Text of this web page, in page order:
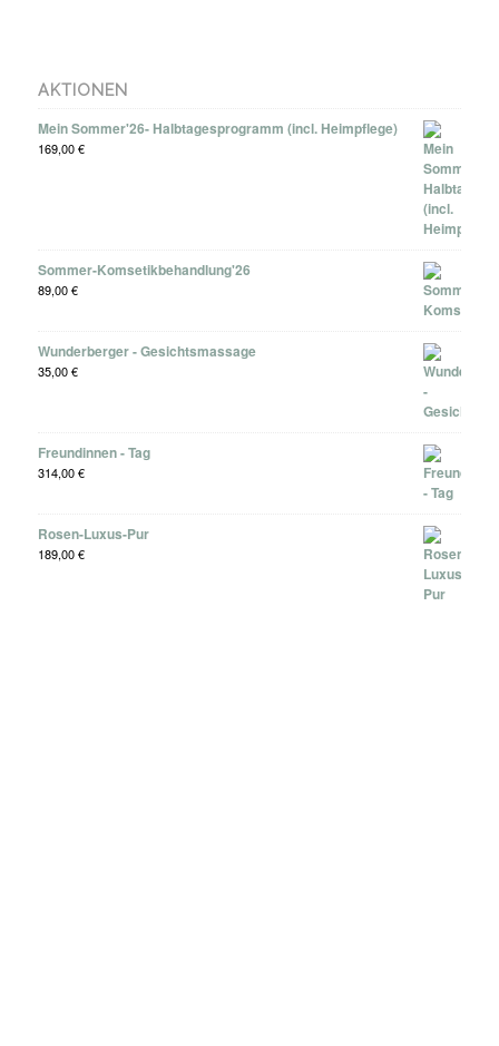
AKTIONEN
Mein Sommer'26- Halbtagesprogramm (incl. Heimpflege)
169,00€
Sommer-Komsetikbehandlung'26
89,00€
Wunderberger - Gesichtsmassage
35,00€
Freundinnen - Tag
314,00€
Rosen-Luxus-Pur
189,00€